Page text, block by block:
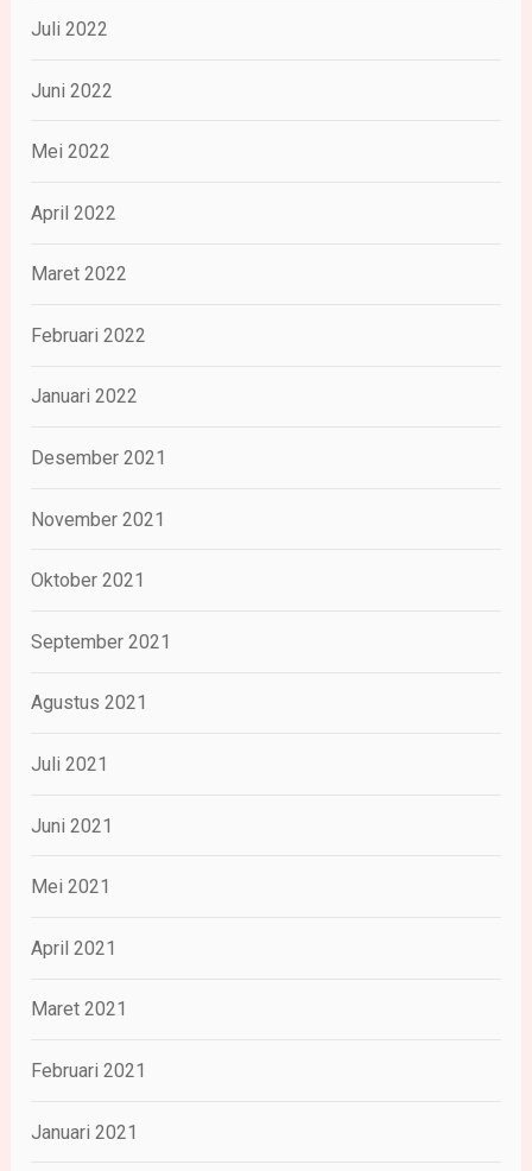
Juli 2022
Juni 2022
Mei 2022
April 2022
Maret 2022
Februari 2022
Januari 2022
Desember 2021
November 2021
Oktober 2021
September 2021
Agustus 2021
Juli 2021
Juni 2021
Mei 2021
April 2021
Maret 2021
Februari 2021
Januari 2021